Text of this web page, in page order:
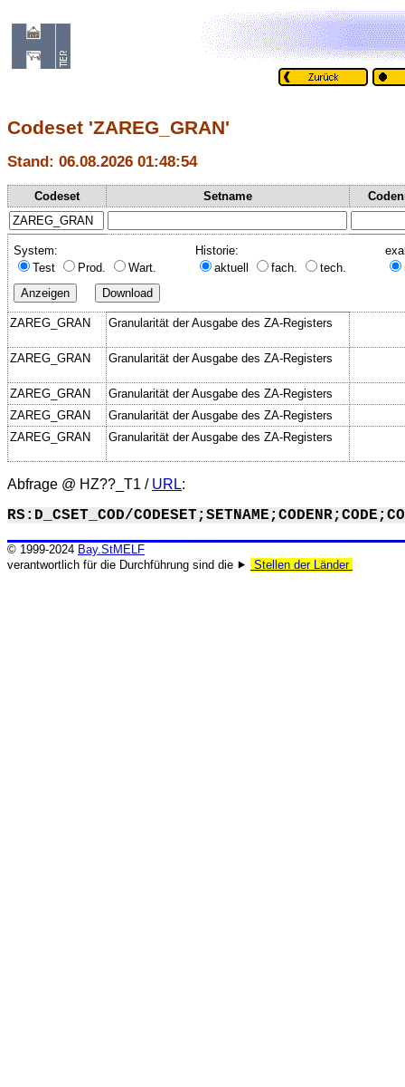
Codeset 'ZAREG_GRAN'
Stand: 06.08.2026 01:48:54
Codeset Setname
System:
Test
Prod. Wart.
Historie:
aktuell
fach. tech.
ZAREG_GRAN Granularität der Ausgabe des ZA-Registers
ZAREG_GRAN Granularität der Ausgabe des ZA-Registers
ZAREG_GRAN
Granularität der Ausgabe des ZA-Registers
ZAREG_GRAN
Granularität der Ausgabe des ZA-Registers
ZAREG_GRAN
Granularität der Ausgabe des ZA-Registers
Abfrage @ HZ??_T1 / URL:
RS:D_CSET_COD/
© 1999-2024 Bay.StMELF
verantwortlich für die Durchführung sind die ⯈
Stellen der Länder